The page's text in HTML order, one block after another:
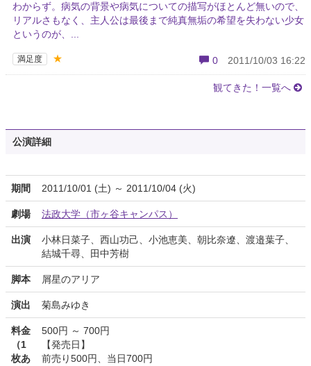
わからず。病気の背景や病気についての描写がほとんど無いので、
リアルさもなく、主人公は最後まで純真無垢の希望を失わない少女
というのが、...
満足度 ★ 0 2011/10/03 16:22
観てきた！一覧へ
公演詳細
期間 2011/10/01 (土) ～ 2011/10/04 (火)
劇場 法政大学（市ヶ谷キャンパス）
出演
小林日菜子、西山功己、小池恵美、朝比奈遼、渡邉葉子、
結城千尋、田中芳樹
脚本 屑星のアリア
演出 菊島みゆき
料金
（1
枚あ
500円 ～ 700円
【発売日】
前売り500円、当日700円